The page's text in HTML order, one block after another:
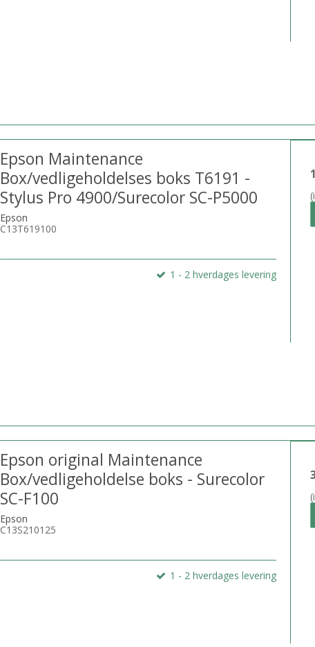
Epson Maintenance
Box/vedligeholdelses boks T6191 -
Stylus Pro 4900/Surecolor SC-P5000
Epson
C13T619100
1 - 2 hverdages levering
Epson original Maintenance
Box/vedligeholdelse boks - Surecolor
SC-F100
Epson
C13S210125
1 - 2 hverdages levering